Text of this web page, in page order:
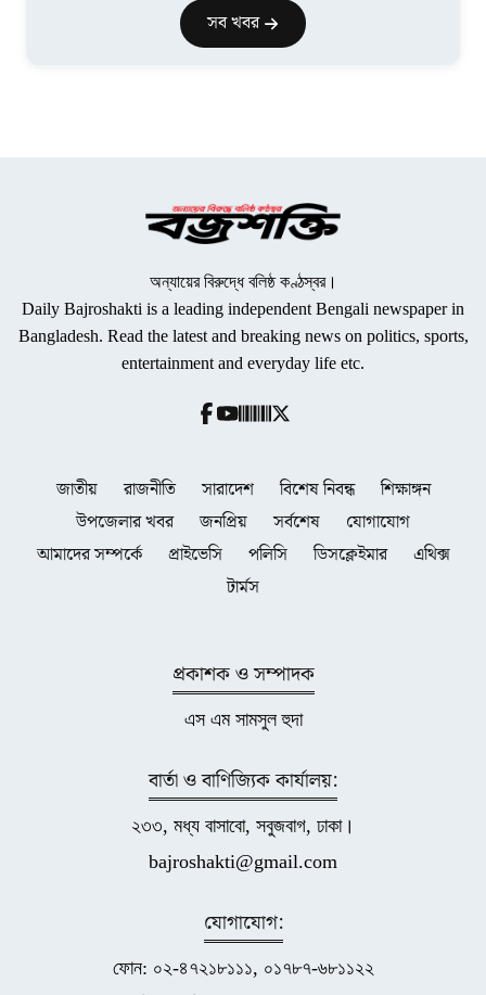
সব খবর
অন্যায়ের বিরুদ্ধে বলিষ্ঠ কণ্ঠস্বর।
Daily Bajroshakti is a leading independent Bengali newspaper in
Bangladesh. Read the latest and breaking news on politics, sports,
entertainment and everyday life etc.
জাতীয় রাজনীতি সারাদেশ বিশেষ নিবন্ধ
শিক্ষাঙ্গন
উপজেলার খবর
জনপ্রিয় সর্বশেষ
যোগাযোগ
আমাদের সম্পর্কে
প্রাইভেসি পলিসি ডিসক্লেইমার
এথিক্স
টার্মস
প্রকাশক ও সম্পাদক
এস এম সামসুল হুদা
বার্তা ও বাণিজ্যিক কার্যালয়:
২৩৩, মধ্য বাসাবো, সবুজবাগ, ঢাকা।
bajroshakti@gmail.com
যোগাযোগ:
ফোন: ০২-৪৭২১৮১১১, ০১৭৮৭-৬৮১১২২